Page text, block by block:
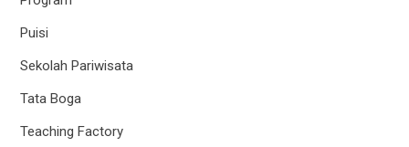
Puisi
Sekolah Pariwisata
Tata Boga
Teaching Factory